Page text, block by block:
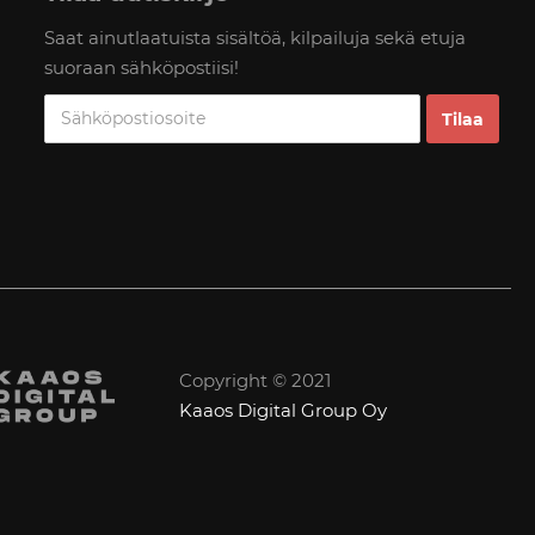
Saat ainutlaatuista sisältöä, kilpailuja sekä etuja
suoraan sähköpostiisi!
Copyright © 2021
Kaaos Digital Group Oy